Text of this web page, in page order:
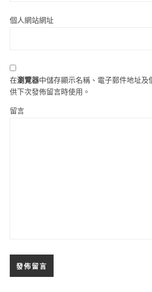
個人網站網址
在瀏覽器中儲存顯示名稱、電子郵件地址及
供下次發佈留言時使用。
留言